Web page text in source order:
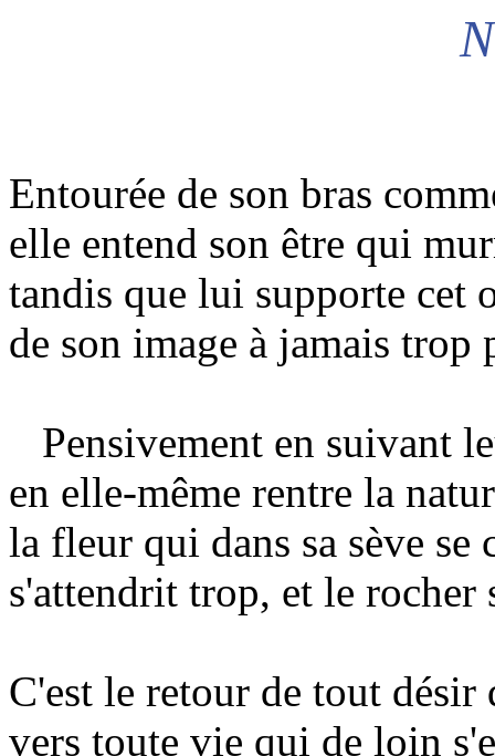
N
Entourée de son bras
elle entend son être qui
tandis que lui supporte cet
de son image à jamais trop
Pensivement en suivant
en elle-même rentre la
la fleur qui dans sa sève se
s'attendrit trop, et le rocher
C'est le retour de tout désir
vers toute vie qui de loin